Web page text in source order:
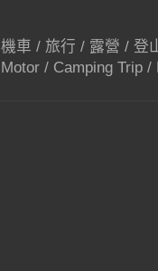
機車 / 旅行 / 露營 / 登
Motor / Camping Trip